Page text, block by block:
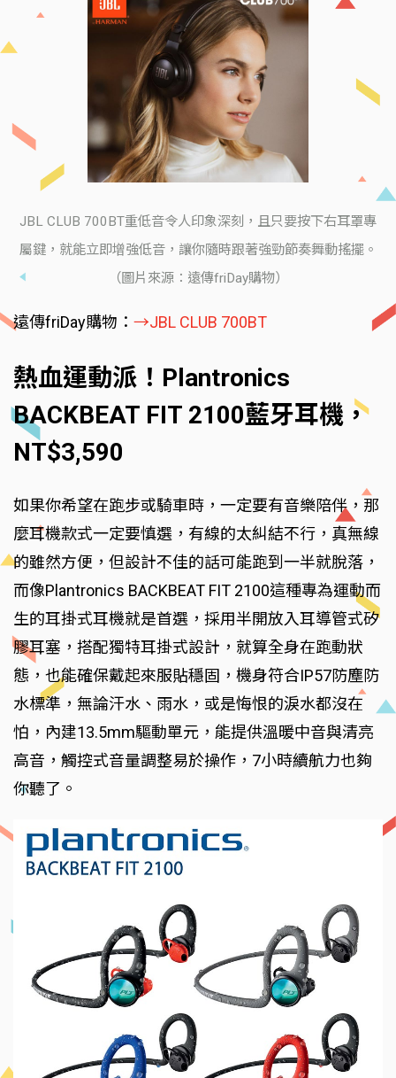
JBL CLUB 700BT重低音令人印象深刻，且只要按下右耳罩專
屬鍵，就能立即增強低音，讓你隨時跟著強勁節奏舞動搖擺。
（圖片來源：遠傳friDay購物）
遠傳friDay購物： →JBL CLUB 700BT
熱血運動派！Plantronics
BACKBEAT FIT 2100藍牙耳機，
NT$3,590
如果你希望在跑步或騎車時，一定要有音樂陪伴，那
麼耳機款式一定要慎選，有線的太糾結不行，真無線
的雖然方便，但設計不佳的話可能跑到一半就脫落，
而像Plantronics BACKBEAT FIT 2100這種專為運動而
生的耳掛式耳機就是首選，採用半開放入耳導管式矽
膠耳塞，搭配獨特耳掛式設計，就算全身在跑動狀
態，也能確保戴起來服貼穩固，機身符合IP57防塵防
水標準，無論汗水、雨水，或是悔恨的淚水都沒在
怕，內建13.5mm驅動單元，能提供溫暖中音與清亮
高音，觸控式音量調整易於操作，7小時續航力也夠
你聽了。